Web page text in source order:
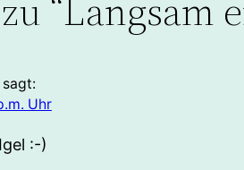
“Langsam
sagt:
Uhr
:-)